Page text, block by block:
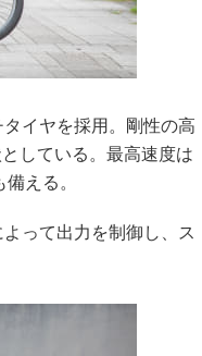
イヤを採用。剛性の高
している。最高速度は
える。
って出力を制御し、ス